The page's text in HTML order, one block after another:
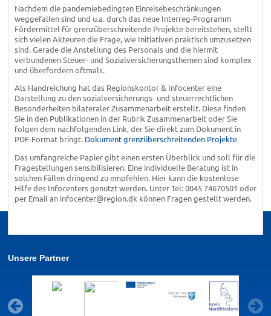
Nachdem die pandemiebedingten Einreisebeschränkungen
weggefallen sind und u.a. durch das neue Interreg-Programm
Fördermittel für grenzüberschreitende Projekte bereitstehen, stellt
sich vielen Akteuren die Frage, wie Initiativen praktisch umzusetzen
sind. Gerade die Anstellung des Personals und die hiermit
verbundenen Steuer- und Sozialversicherungsthemen sind komplex
und überfordern oftmals.
Als Handreichung hat das Regionskontor & Infocenter eine
Darstellung zu den sozialversicherungs- und steuerrechtlichen
Besonderheiten bilateraler Zusammenarbeit erstellt. Diese finden
Sie in den Publikationen in der Rubrik Zusammenarbeit oder Sie
folgen dem nachfolgenden Link, der Sie direkt zum Dokument in
PDF-Format bringt. Dokument grenzüberschreitenden Projekte
Das umfangreiche Papier gibt einen ersten Überblick und soll für die
Fragestellungen sensibilisieren. Eine individuelle Beratung ist in
solchen Fällen dringend zu empfehlen. Hier kann die kostenlose
Hilfe des Infocenters genutzt werden. Unter Tel: 0045 74670501 oder
per Email an infocenter@region.dk können Fragen gestellt werden.
Unsere Partner